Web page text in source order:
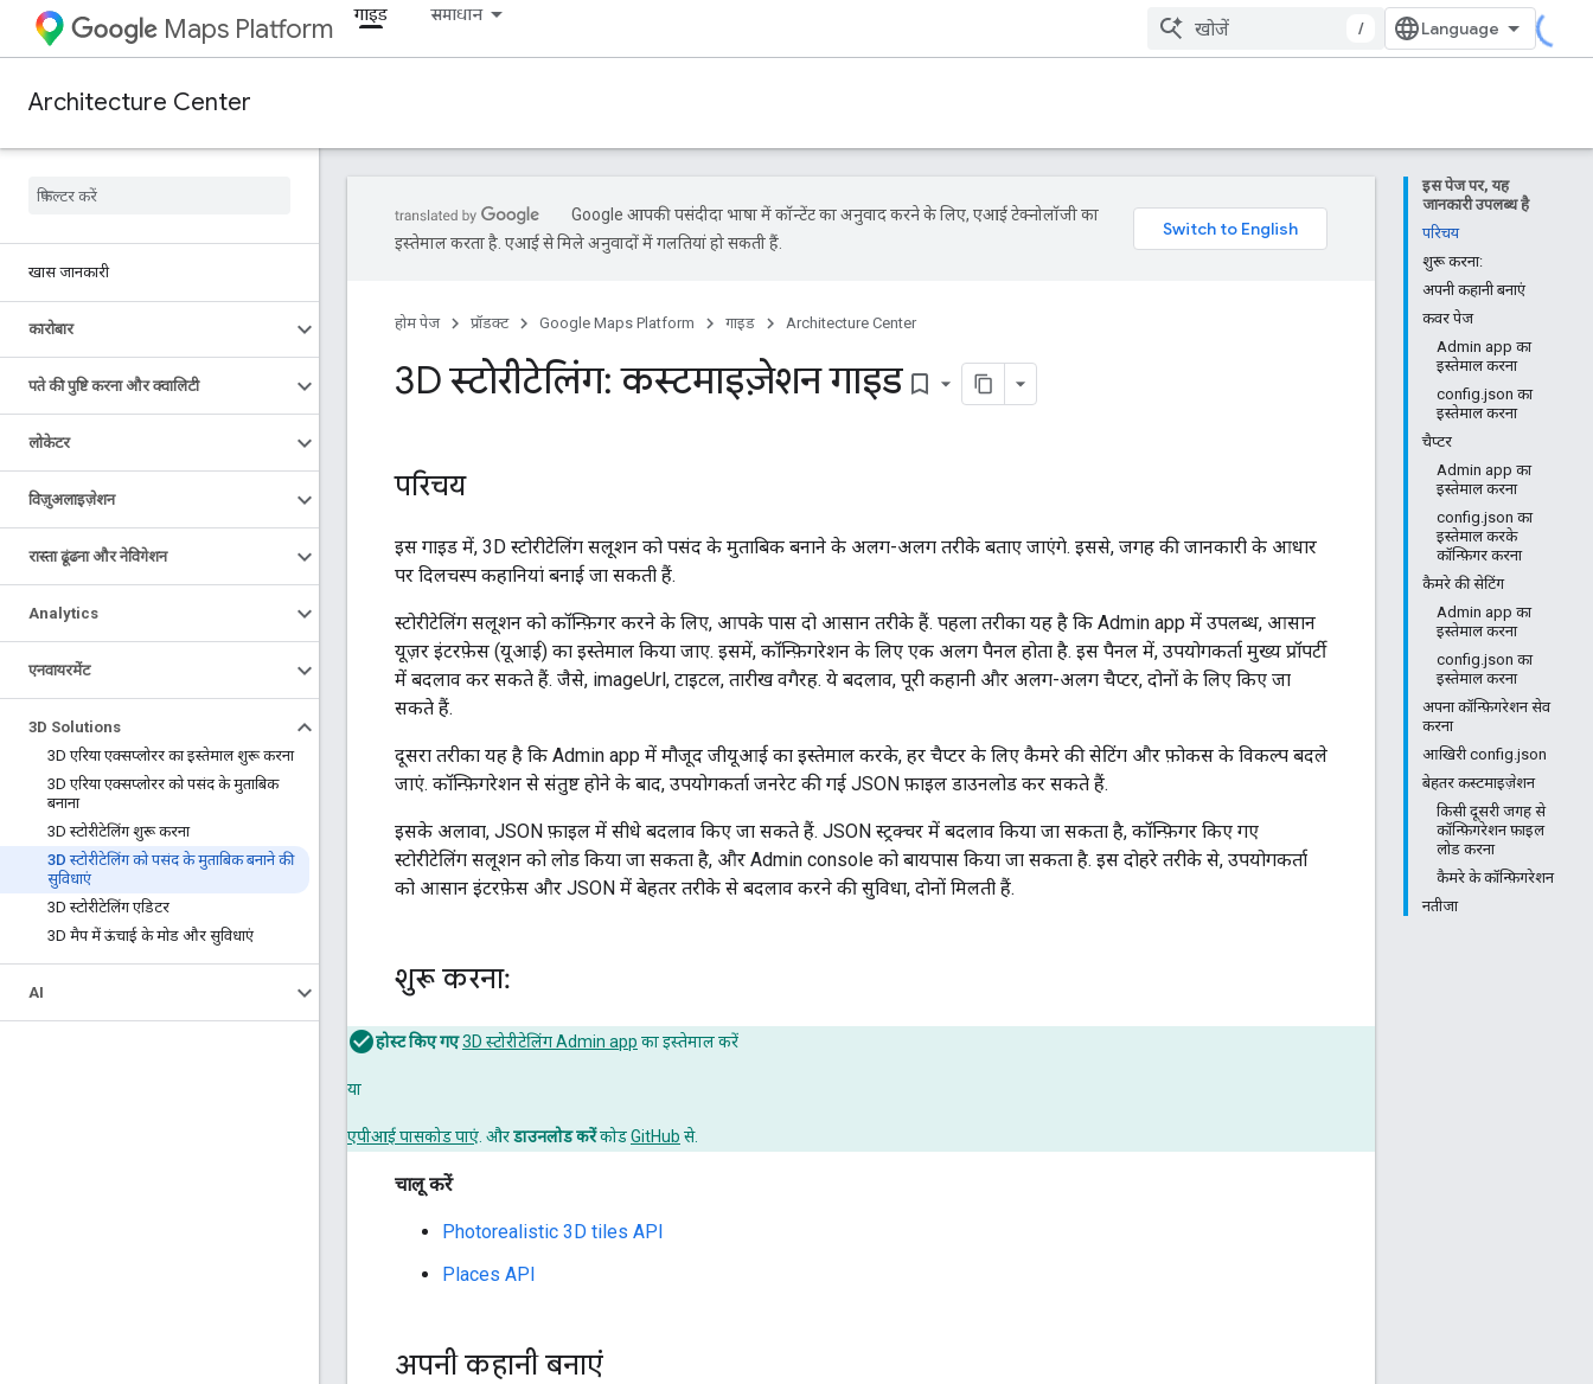
Maps Platform गाइड समाधान
/
Architecture Center
खास जानकारी
कारोबार
पते की पुष्टि करना और क्वालिटी
लोकेटर
विज़ुअलाइज़ेशन
रास्ता ढूंढना और नेविगेशन
Analytics
एनवायरमेंट
3D Solutions
3D एरिया एक्सप्लोरर का इस्तेमाल शुरू करना
3D एरिया एक्सप्लोरर को पसंद के मुताबिक
बनाना
3D स्टोरीटेलिंग शुरू करना
3D स्टोरीटेलिंग को पसंद के मुताबिक बनाने की
सुविधाएं
3D स्टोरीटेलिंग एडिटर
3D मैप में ऊंचाई के मोड और सुविधाएं
AI
इस पेज पर, यह
जानकारी उपलब्ध है
परिचय
शुरू करना:
अपनी कहानी बनाएं
कवर पेज
Admin app का
इस्तेमाल करना
config.json का
इस्तेमाल करना
चैप्टर
Admin app का
इस्तेमाल करना
config.json का
इस्तेमाल करके
कॉन्फ़िगर करना
कैमरे की सेटिंग
Admin app का
इस्तेमाल करना
config.json का
इस्तेमाल करना
अपना कॉन्फ़िगरेशन सेव
करना
आखिरी config.json
बेहतर कस्टमाइज़ेशन
किसी दूसरी जगह से
कॉन्फ़िगरेशन फ़ाइल
लोड करना
कैमरे के कॉन्फ़िगरेशन
नतीजा
Google आपकी पसंदीदा भाषा में कॉन्टेंट का अनुवाद करने के लिए, एआई टेक्नोलॉजी का
इस्तेमाल करता है. एआई से मिले अनुवादों में गलतियां हो सकती हैं.
होम पेज प्रॉडक्ट Google Maps Platform गाइड Architecture Center
3D स्टोरीटेलिंग: कस्टमाइज़ेशन गाइड bookmark_border
परिचय
इस गाइड में, 3D स्टोरीटेलिंग सलूशन को पसंद के मुताबिक बनाने के अलग-अलग तरीके बताए जाएंगे. इससे, जगह की जानकारी के आधार
पर दिलचस्प कहानियां बनाई जा सकती हैं.
स्टोरीटेलिंग सलूशन को कॉन्फ़िगर करने के लिए, आपके पास दो आसान तरीके हैं. पहला तरीका यह है कि Admin app में उपलब्ध, आसान
यूज़र इंटरफ़ेस (यूआई) का इस्तेमाल किया जाए. इसमें, कॉन्फ़िगरेशन के लिए एक अलग पैनल होता है. इस पैनल में, उपयोगकर्ता मुख्य प्रॉपर्टी
में बदलाव कर सकते हैं. जैसे, imageUrl, टाइटल, तारीख वगैरह. ये बदलाव, पूरी कहानी और अलग-अलग चैप्टर, दोनों के लिए किए जा
सकते हैं.
दूसरा तरीका यह है कि Admin app में मौजूद जीयूआई का इस्तेमाल करके, हर चैप्टर के लिए कैमरे की सेटिंग और फ़ोकस के विकल्प बदले
जाएं. कॉन्फ़िगरेशन से संतुष्ट होने के बाद, उपयोगकर्ता जनरेट की गई JSON फ़ाइल डाउनलोड कर सकते हैं.
इसके अलावा, JSON फ़ाइल में सीधे बदलाव किए जा सकते हैं. JSON स्ट्रक्चर में बदलाव किया जा सकता है, कॉन्फ़िगर किए गए
स्टोरीटेलिंग सलूशन को लोड किया जा सकता है, और Admin console को बायपास किया जा सकता है. इस दोहरे तरीके से, उपयोगकर्ता
को आसान इंटरफ़ेस और JSON में बेहतर तरीके से बदलाव करने की सुविधा, दोनों मिलती हैं.
शुरू करना:
होस्ट किए गए3D स्टोरीटेलिंग Admin app का इस्तेमाल करें
या
एपीआई पासकोड पाएं . औरडाउनलोड करेंकोडGitHub से.
चालू करें
Photorealistic 3D tiles API
Places API
अपनी कहानी बनाएं